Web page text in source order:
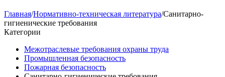
Главная/Нормативно-техническая литература/Санитарно-
гигиенические требования
Категории
Межотраслевые требования охраны труда
Промышленная безопасность
Пожарная безопасность